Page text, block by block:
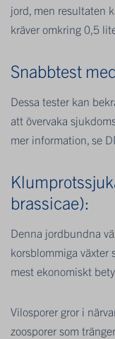
jord, men resultaten
kräver omkring 0,5
Snabbtest
Dessa tester kan
att övervaka
mer information, se
brassicae):
Denna jordbundna
korsblommiga växter
mest ekonomiskt
Vilosporer gror i
zoosporer som